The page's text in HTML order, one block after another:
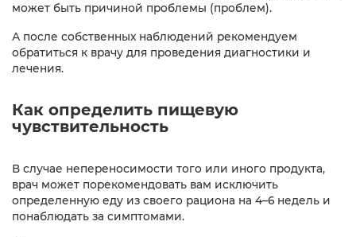
может быть причиной проблемы (проблем).
А после собственных наблюдений рекомендуем
обратиться к врачу для проведения диагностики и
лечения.
Как определить пищевую
чувствительность
В случае непереносимости того или иного продукта,
врач может порекомендовать вам исключить
определенную еду из своего рациона на 4–6 недель и
понаблюдать за симптомами.